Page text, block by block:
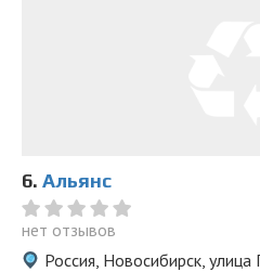
6. Альянс
нет отзывов
Россия, Новосибирск,